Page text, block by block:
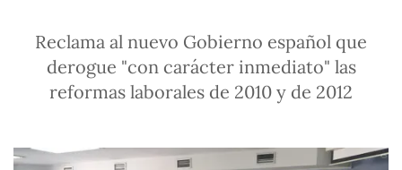
Reclama al nuevo Gobierno español que
derogue "con carácter inmediato" las
reformas laborales de 2010 y de 2012